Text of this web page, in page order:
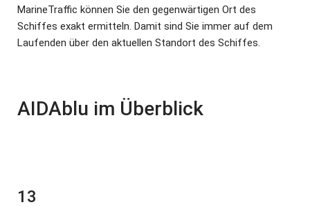
MarineTraffic können Sie den gegenwärtigen Ort des
Schiffes exakt ermitteln. Damit sind Sie immer auf dem
Laufenden über den aktuellen Standort des Schiffes.
AIDAblu im Überblick
13